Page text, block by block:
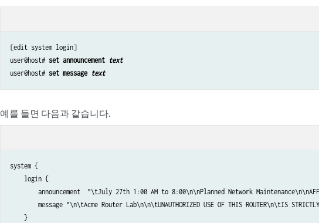
[edit system login]
user@host# set announcement text
user@host# set message text
예를 들면 다음과 같습니다.
system {
    login {
announcement  "\tJuly 27th 1:00 AM to 8:00\n\nPlanned Network
message "\n\tAcme Router Lab\n\n\tUNAUTHORIZED USE OF THIS ROUTER\n\tIS
    }